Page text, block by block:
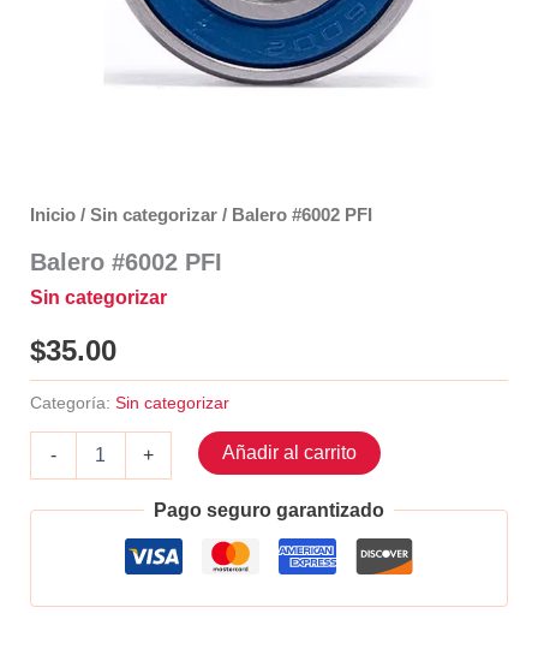
Inicio/ Sin categorizar/ Balero #6002 PFI
Balero #6002 PFI
Sin categorizar
$35.00
Categoría: Sin categorizar
-
cantidad
+ Añadir al carrito
Pago seguro garantizado